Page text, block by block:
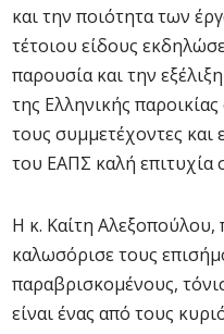
και την ποιότητα των
τέτοιου είδους
παρουσία και την
της Ελληνικής
τους συμμετέχοντες
του ΕΑΠΣ καλή επιτυχία
Η κ. Καίτη
καλωσόρισε τους
παραβρισκομένους,
είναι ένας από τους